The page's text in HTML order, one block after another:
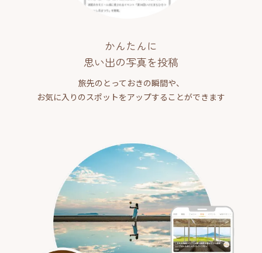
かんたんに
思い出の写真を投稿
旅先のとっておきの瞬間や、
お気に入りのスポットをアップすることができます